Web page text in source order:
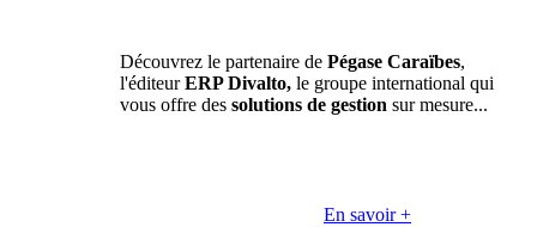
Découvrez le partenaire de Pégase Caraïbes,
l'éditeurERP Divalto, le groupe international qui
vous offre des solutions de gestion sur mesure...
En savoir +